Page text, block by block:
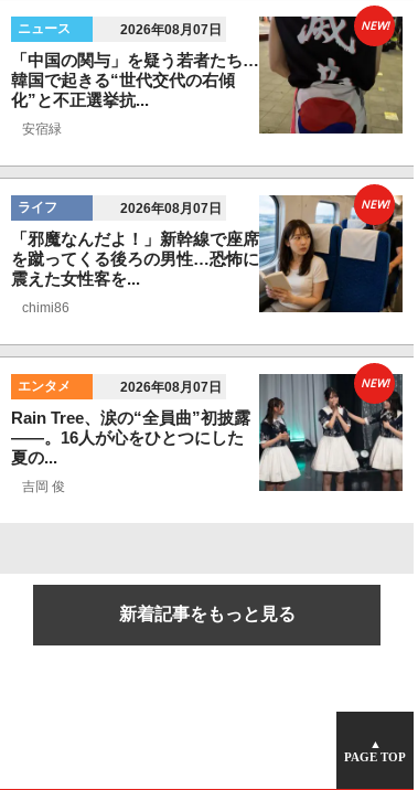
ニュース 2026年08月07日
「中国の関与」を疑う若者たち…
韓国で起きる“世代交代の右傾
化”と不正選挙抗...
安宿緑
NEW!
ライフ 2026年08月07日
「邪魔なんだよ！」新幹線で座席
を蹴ってくる後ろの男性…恐怖に
震えた女性客を...
chimi86
NEW!
エンタメ 2026年08月07日
Rain Tree、涙の“全員曲”初披露
――。16人が心をひとつにした
夏の...
吉岡 俊
NEW!
新着記事をもっと見る
▲
PAGE TOP